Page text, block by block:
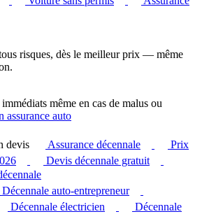
risques, dès le meilleur prix — même
même en cas de malus ou
assurance auto
devis
Assurance décennale
Prix
Devis décennale gratuit
Décennale auto-entrepreneur
Décennale électricien
Décennale